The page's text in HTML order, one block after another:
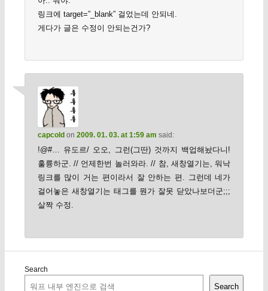
링크에 target=”_blank” 걸었는데 안되네.
게다가 글은 수정이 안되는건가?
capcold on 2009. 01. 03. at 1:59 am said:
!@#… 유도르/ 오오, 그런(그딴) 것까지 백업해놨다니!
훌륭하군. // 언제한번 놀러와라. // 참, 새창열기는, 워낙
링크를 많이 거는 편이라서 잘 안하는 편. 그런데 네가
걸어놓은 새창열기는 태그를 뭔가 잘못 닫았나보더군;;;
살짝 수정.
Search
Search